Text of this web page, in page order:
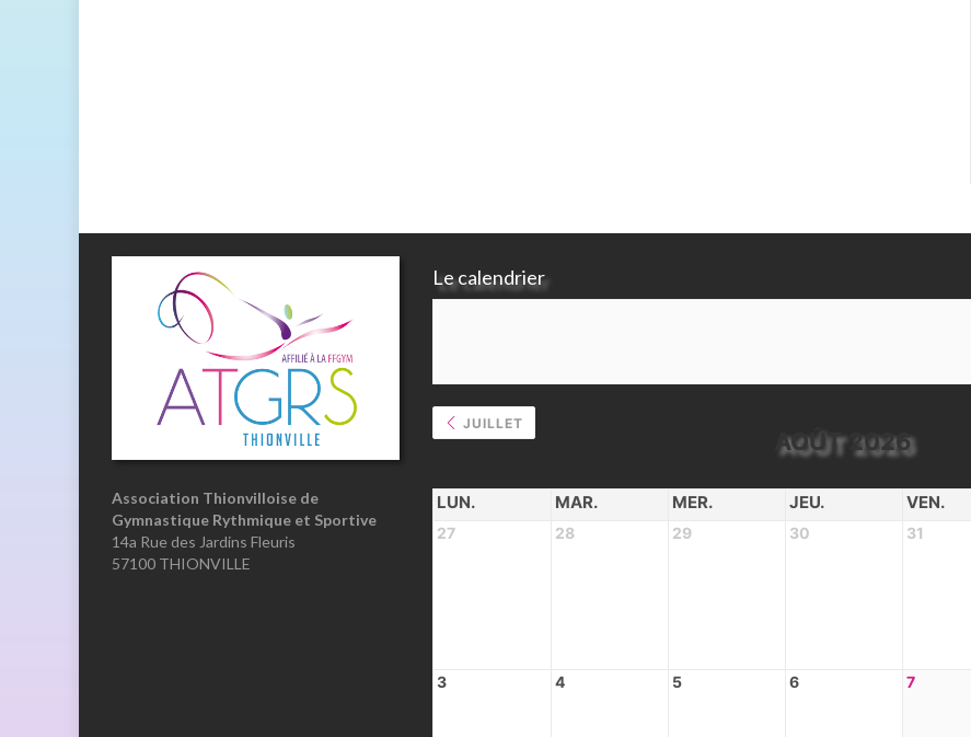
Association Thionvilloise de
Gymnastique Rythmique et Sportive
14a Rue des Jardins Fleuris
57100 THIONVILLE
Le calendrier
JUILLET
AOÛT 2026
LUN. MAR. MER. JEU. VEN.
27 28 29 30 31
3 4 5 6 7